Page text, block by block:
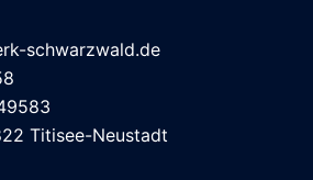
schwarzwald.de
Titisee-Neustadt